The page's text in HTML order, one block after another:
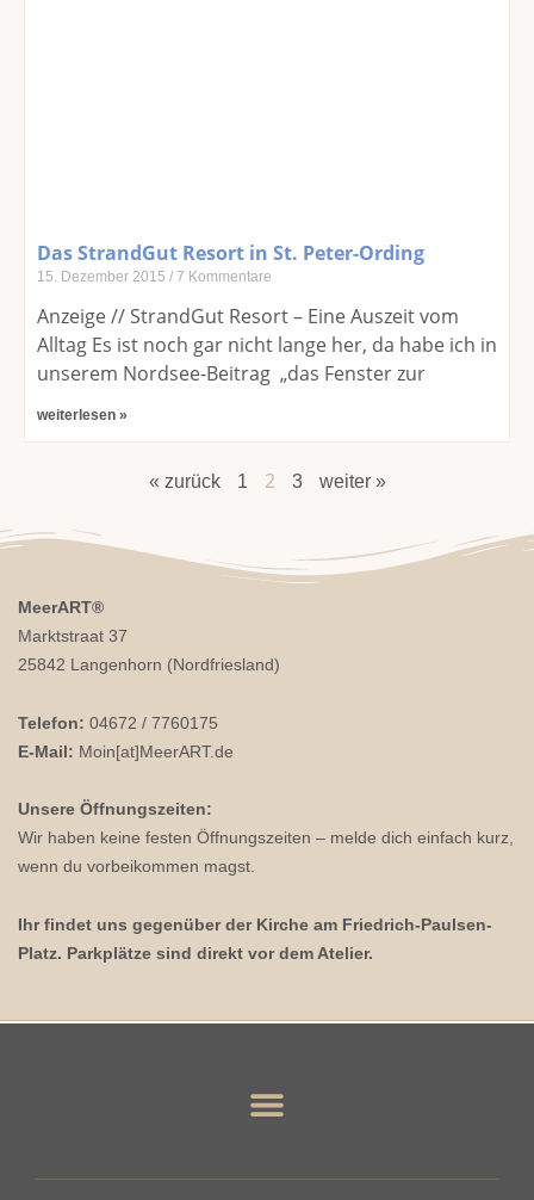
Das StrandGut Resort in St. Peter-Ording
15. Dezember 2015 7 Kommentare
Anzeige // StrandGut Resort – Eine Auszeit vom
Alltag Es ist noch gar nicht lange her, da habe ich in
unserem Nordsee-Beitrag „das Fenster zur
weiterlesen »
« zurück 1 2 3 weiter »
MeerART®
Marktstraat 37
25842 Langenhorn (Nordfriesland)
Telefon: 04672 / 7760175
E-Mail: Moin[at]MeerART.de
Unsere Öffnungszeiten:
Wir haben keine festen Öffnungszeiten – melde dich einfach kurz,
wenn du vorbeikommen magst.
Ihr findet uns gegenüber der Kirche am Friedrich-Paulsen-
Platz. Parkplätze sind direkt vor dem Atelier.